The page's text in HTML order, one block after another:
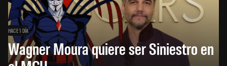
HACE 1 DÍA
Wagner Moura quiere ser Siniestro en